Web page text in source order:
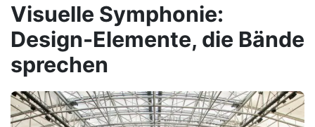
Visuelle Symphonie:
Design-Elemente, die Bände
sprechen